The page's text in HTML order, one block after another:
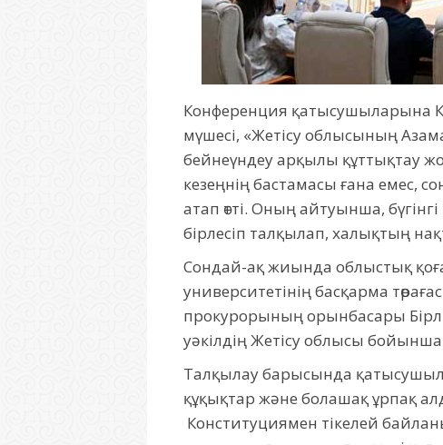
Конференция қатысушыларына
мүшесі, «Жетісу облысының
бейнеүндеу арқылы құттықтау
кезеңнің бастамасы ғана емес,
атап өтті. Оның айтуынша,
бірлесіп талқылап, халықтың
Сондай-ақ жиында облыстық
университетінің басқарма
прокурорының орынбасары
уәкілдің Жетісу облысы бойынша
Талқылау барысында
құқықтар және болашақ ұрпақ
Конституциямен тікелей